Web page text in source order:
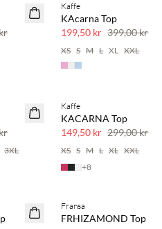
SAVE20
Kaffe
KAcarna Top
199,50 kr 399,00 kr
XS S M L XL XXL
3XL
SAVE20
Kaffe
KACARNA Top
149,50 kr 299,00 kr
XS S M L XL XXL
+8
SAVE20
Fransa
FRHIZAMOND Top